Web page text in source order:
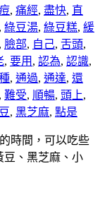
, 痛經, 盡快, 直
, 綠豆湯, 綠豆糕, 緩
, 臉部, 自己, 舌頭,
, 要用 , 認為, 認識,
, 通過, 通達, 還
, 難受, 順暢, 頭上,
, 黑芝麻, 點是
時間，可以吃些
豆、黑芝麻、小